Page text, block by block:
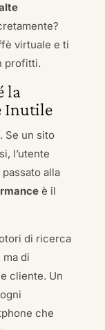
virtuale e ti
profitti.
la
Inutile
Se un sito
l’utente
alla
è il
di ricerca
di
cliente. Un
che